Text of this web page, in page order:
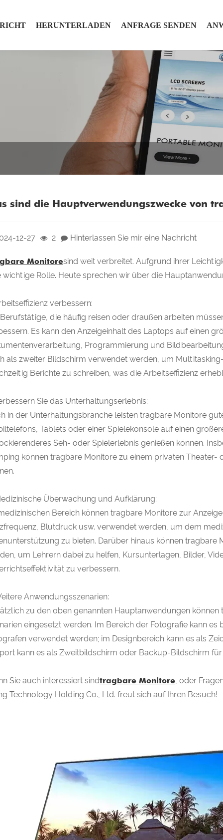
HERUNTERLADEN ANFRAGE SENDEN
sind die Hauptverwendungszwecke von
12-27 2 Hinterlassen Sie mir eine Nachricht
Monitoresind weit verbreitet. Aufgrund ihrer
wichtige Rolle. Heute sprechen wir über die
verbessern:
die häufig reisen oder draußen arbeiten
Es kann den Anzeigeinhalt des Laptops auf einen
Programmierung und
als zweiter Bildschirm verwendet werden, um
Berichte zu schreiben, was die Arbeitseffizienz
Sie das Unterhaltungserlebnis:
in der Unterhaltungsbranche leisten tragbare Monitore
Tablets oder einer Spielekonsole auf einen
Seh- oder Spielerlebnis genießen können.
können tragbare Monitore zu einem privaten
Überwachung und Aufklärung:
Bereich können tragbare Monitore zur
Blutdruck usw. verwendet werden, um dem
zu bieten. Darüber hinaus können
um Lehrern dabei zu helfen, Kursunterlagen, Bilder,
zu verbessern.
Anwendungsszenarien:
zu den oben genannten Hauptanwendungen
eingesetzt werden. Im Bereich der Fotografie kann
verwendet werden; im Designbereich kann es als
kann es als Zweitbildschirm oder Backup-Bildschirm
Sie auch interessiert sindtragbare Monitore , oder
Technology Holding Co., Ltd. freut sich auf Ihren Besuch!